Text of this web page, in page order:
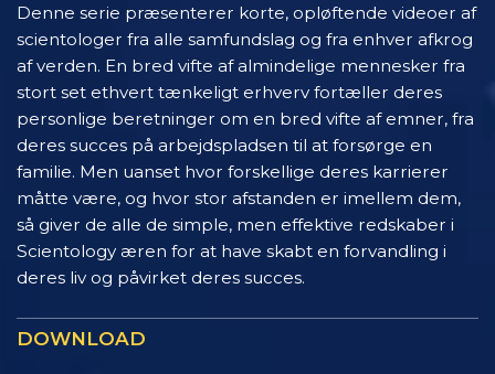
Denne serie præsenterer korte, opløftende videoer af
scientologer fra alle samfundslag og fra enhver afkrog
af verden. En bred vifte af almindelige mennesker fra
stort set ethvert tænkeligt erhverv fortæller deres
personlige beretninger om en bred vifte af emner, fra
deres succes på arbejdspladsen til at forsørge en
familie. Men uanset hvor forskellige deres karrierer
måtte være, og hvor stor afstanden er imellem dem,
så giver de alle de simple, men effektive redskaber i
Scientology æren for at have skabt en forvandling i
deres liv og påvirket deres succes.
DOWNLOAD